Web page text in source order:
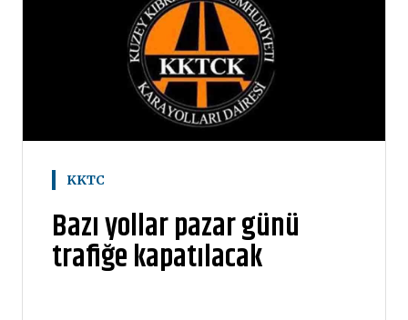
KKTC
Bazı yollar pazar günü
trafiğe kapatılacak